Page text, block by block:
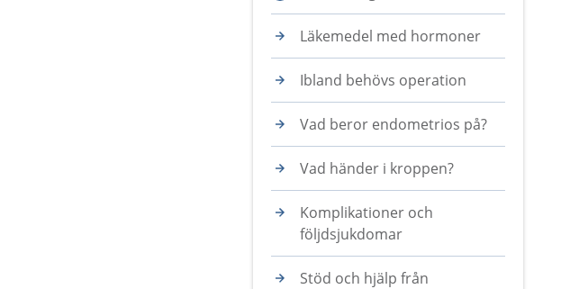
Läkemedel med hormoner
Ibland behövs operation
Vad beror endometrios på?
Vad händer i kroppen?
Komplikationer och
följdsjukdomar
Stöd och hjälp från